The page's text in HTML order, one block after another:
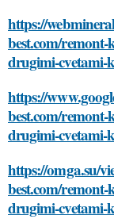
https://
best.com/remont-
drugimi-cvetami-
https://
best.com/remont-
drugimi-cvetami-
https://omga.su/
best.com/remont-
drugimi-cvetami-